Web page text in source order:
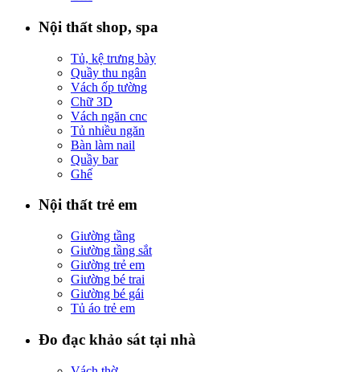
Nội thất shop, spa
Tủ, kệ trưng bày
Quầy thu ngân
Vách ốp tường
Chữ 3D
Vách ngăn cnc
Tủ nhiều ngăn
Bàn làm nail
Quầy bar
Ghế
Nội thất trẻ em
Giường tầng
Giường tầng sắt
Giường trẻ em
Giường bé trai
Giường bé gái
Tủ áo trẻ em
Đo đạc khảo sát tại nhà